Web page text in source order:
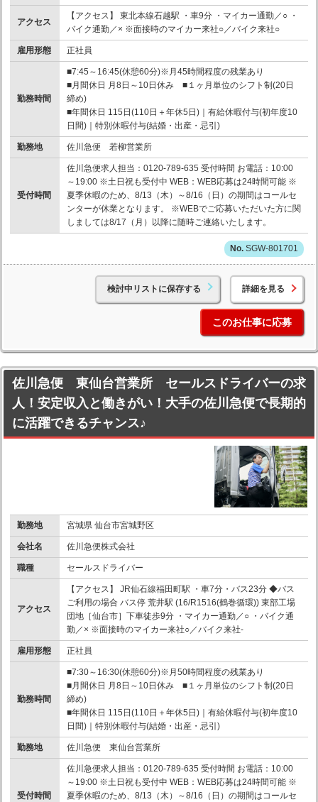
アクセス
【アクセス】 東北本線石越駅 ・車9分 ・マイカー通勤／○ ・
バイク通勤／× ※面接時のマイカー来社○／バイク来社○
雇用形態 正社員
勤務時間
■7:45～16:45(休憩60分)※月45時間程度の残業あり
■月間休日 月8日～10日休み ■１ヶ月単位のシフト制(20日
締め)
■年間休日 115日(110日＋年休5日)｜有給休暇付与(初年度10
日間)｜特別休暇付与(結婚・出産・忌引)
勤務地 佐川急便 若柳営業所
受付時間
佐川急便求人担当：0120-789-635 受付時間 お電話：10:00
～19:00 ※土日祝も受付中 WEB：WEB応募は24時間可能 ※
夏季休暇のため、8/13（木）～8/16（日）の期間はコールセ
ンターが休業となります。 ※WEBでご応募いただいた方に関
しましては8/17（月）以降に随時ご連絡いたします。
SGW-801701
検討中リストに保存する 詳細を見る
このお仕事に応募
佐川急便 東仙台営業所 セールスドライバーの求
人！安定収入と働きがい！大手の佐川急便で長期的
に活躍できるチャンス♪
勤務地 宮城県 仙台市宮城野区
会社名 佐川急便株式会社
職種 セールスドライバー
アクセス
【アクセス】 JR仙石線福田町駅 ・車7分・バス23分 ◆バス
ご利用の場合 バス停 荒井駅 (16/R1516(鶴巻循環)) 東部工場
団地［仙台市］下車徒歩9分 ・マイカー通勤／○ ・バイク通
勤／× ※面接時のマイカー来社○／バイク来社-
雇用形態 正社員
勤務時間
■7:30～16:30(休憩60分)※月50時間程度の残業あり
■月間休日 月8日～10日休み ■１ヶ月単位のシフト制(20日
締め)
■年間休日 115日(110日＋年休5日)｜有給休暇付与(初年度10
日間)｜特別休暇付与(結婚・出産・忌引)
勤務地 佐川急便 東仙台営業所
受付時間
佐川急便求人担当：0120-789-635 受付時間 お電話：10:00
～19:00 ※土日祝も受付中 WEB：WEB応募は24時間可能 ※
夏季休暇のため、8/13（木）～8/16（日）の期間はコールセ